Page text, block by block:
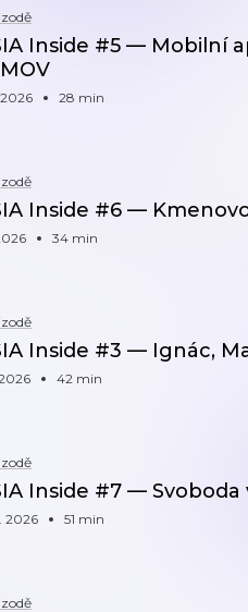
Inside #5 — Mobilní
2026 28 min
Inside #6 —
34 min
Inside #3 — Ignác,
42 min
Inside #7 —
2026 51 min